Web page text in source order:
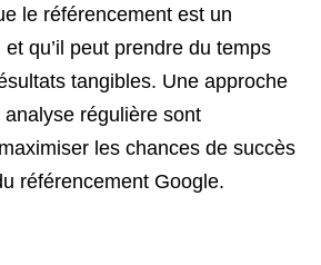
le référencement est un
qu’il peut prendre du temps
tangibles. Une approche
régulière sont
les chances de succès
référencement Google.